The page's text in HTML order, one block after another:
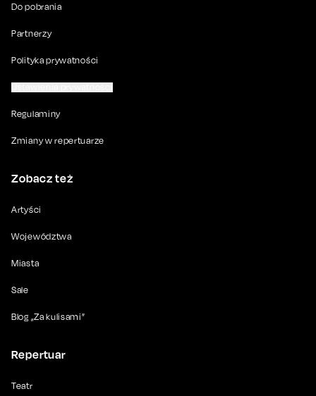
Do pobrania
Partnerzy
Polityka prywatności
Regulaminy
Zmiany w repertuarze
Zobacz też
Artyści
Województwa
Miasta
Sale
Blog „Za kulisami”
Repertuar
Teatr